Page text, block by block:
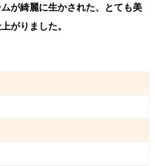
が綺麗に生かされた、とても美
がりました。